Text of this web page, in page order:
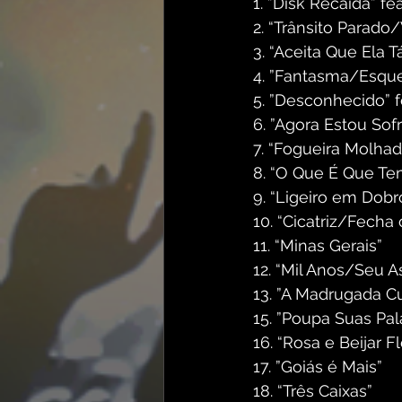
2.⁠ “Trânsito
3.⁠ “Aceita Que Ela
4.⁠ ⁠”Fantasma/
5.⁠ ⁠”Desconhecido”
6.⁠ ⁠”Agora Estou
7.⁠ “Fogueira
8.⁠ “O Que É Que
9.⁠ “Ligeiro em
10.⁠ “Cicatriz/Fecha
11.⁠ “Minas Gerais”
⁠12.⁠ “Mil Anos/Seu
13.⁠ ⁠”A Madrugada
15.⁠ ⁠”Poupa Suas
16.⁠ “Rosa e Beijar
17.⁠ ⁠”Goiás é Mais”
18.⁠ “Três Caixas”